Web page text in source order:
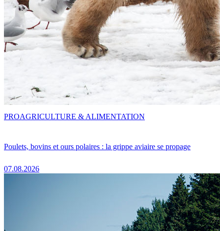
Poulets, bovins et ours polaires : la grippe aviaire se propage
07.08.2026
PROAGRICULTURE & ALIMENTATION